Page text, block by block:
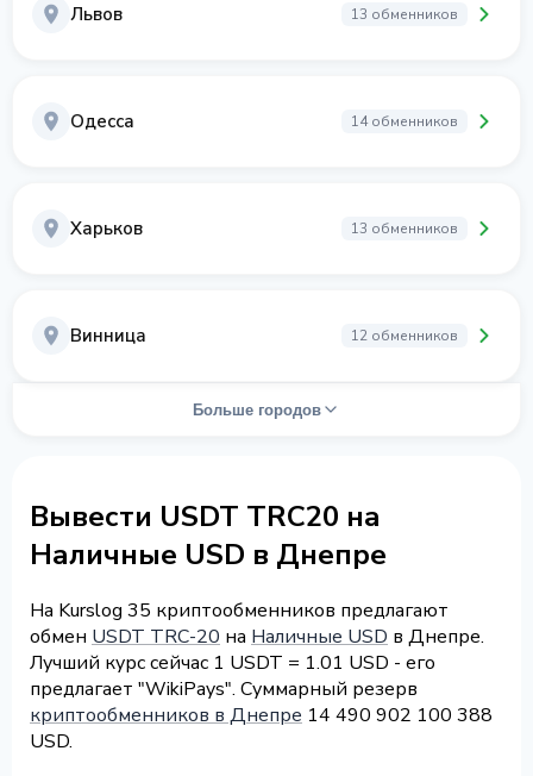
Львов 13 обменников
Одесса 14 обменников
Харьков 13 обменников
Винница 12 обменников
Больше городов
Вывести USDT TRC20 на
Наличные USD в Днепре
На Kurslog 35 криптообменников предлагают
обмен USDT TRC-20 на Наличные USD в Днепре.
Лучший курс сейчас 1 USDT = 1.01 USD - его
предлагает "WikiPays". Суммарный резерв
криптообменников в Днепре 14 490 902 100 388
USD.